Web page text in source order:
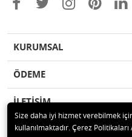
KURUMSAL
ÖDEME
İLETİŞİM
© 2020 Ufuk Şaka Oyunları ve
Size daha iyi hizmet verebilmek
kullanılmaktadır. Çerez